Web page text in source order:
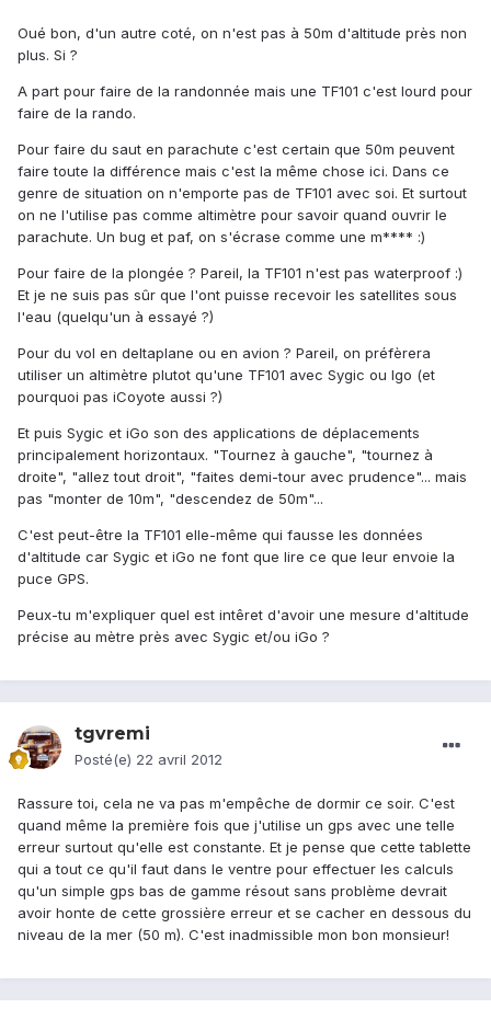
Oué bon, d'un autre coté, on n'est pas à 50m d'altitude près non
plus. Si ?
A part pour faire de la randonnée mais une TF101 c'est lourd pour
faire de la rando.
Pour faire du saut en parachute c'est certain que 50m peuvent
faire toute la différence mais c'est la même chose ici. Dans ce
genre de situation on n'emporte pas de TF101 avec soi. Et surtout
on ne l'utilise pas comme altimètre pour savoir quand ouvrir le
parachute. Un bug et paf, on s'écrase comme une m**** :)
Pour faire de la plongée ? Pareil, la TF101 n'est pas waterproof :)
Et je ne suis pas sûr que l'ont puisse recevoir les satellites sous
l'eau (quelqu'un à essayé ?)
Pour du vol en deltaplane ou en avion ? Pareil, on préfèrera
utiliser un altimètre plutot qu'une TF101 avec Sygic ou Igo (et
pourquoi pas iCoyote aussi ?)
Et puis Sygic et iGo son des applications de déplacements
principalement horizontaux. "Tournez à gauche", "tournez à
droite", "allez tout droit", "faites demi-tour avec prudence"... mais
pas "monter de 10m", "descendez de 50m"...
C'est peut-être la TF101 elle-même qui fausse les données
d'altitude car Sygic et iGo ne font que lire ce que leur envoie la
puce GPS.
Peux-tu m'expliquer quel est intêret d'avoir une mesure d'altitude
précise au mètre près avec Sygic et/ou iGo ?
tgvremi
Posté(e) 22 avril 2012
Rassure toi, cela ne va pas m'empêche de dormir ce soir. C'est
quand même la première fois que j'utilise un gps avec une telle
erreur surtout qu'elle est constante. Et je pense que cette tablette
qui a tout ce qu'il faut dans le ventre pour effectuer les calculs
qu'un simple gps bas de gamme résout sans problème devrait
avoir honte de cette grossière erreur et se cacher en dessous du
niveau de la mer (50 m). C'est inadmissible mon bon monsieur!